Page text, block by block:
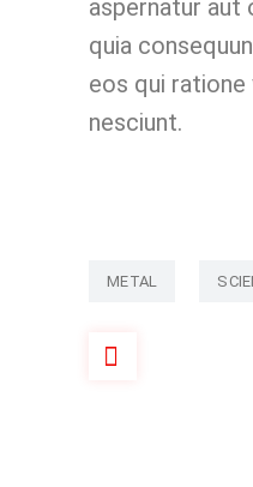
aspernatur aut
quia
eos qui
nesciunt.
METAL